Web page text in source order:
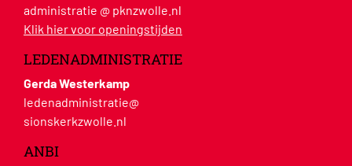
administratie @ pknzwolle.nl
Klik hier voor openingstijden
LEDENADMINISTRATIE
Gerda Westerkamp
ledenadministratie@
sionskerkzwolle.nl
ANBI